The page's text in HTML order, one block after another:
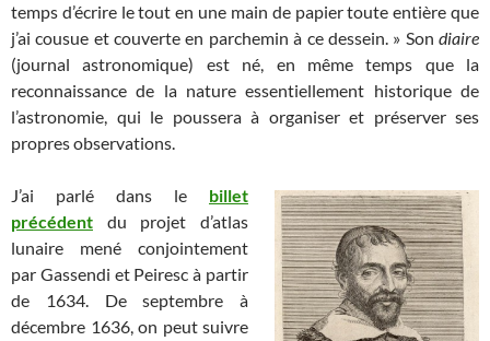
temps d’écrire le tout en une main de papier toute entière que
j’ai cousue et couverte en parchemin à ce dessein. » Son diaire
(journal astronomique) est né, en même temps que la
reconnaissance de la nature essentiellement historique de
l’astronomie, qui le poussera à organiser et préserver ses
propres observations.
J’ai parlé dans le billet
précédent du projet d’atlas
lunaire mené conjointement
par Gassendi et Peiresc à partir
de 1634. De septembre à
décembre 1636, on peut suivre